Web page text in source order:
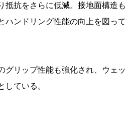
抵抗をさらに低減。接地面構造も
ハンドリング性能の向上を図って
グリップ性能も強化され、ウェッ
している。